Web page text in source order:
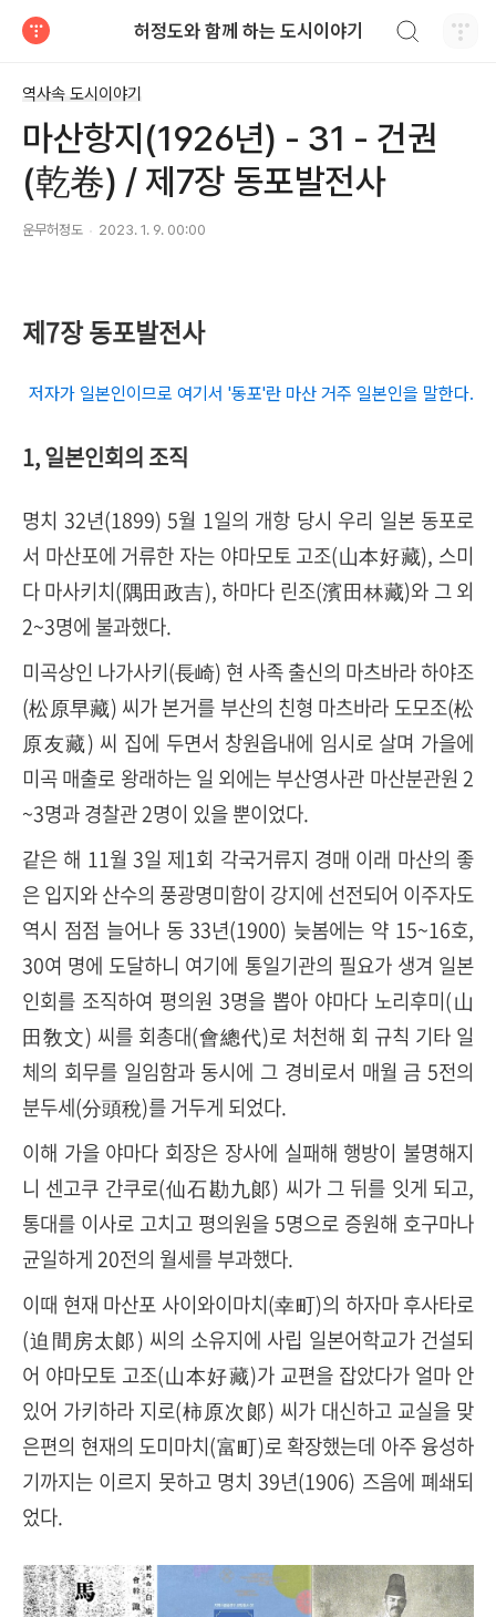
허정도와 함께 하는 도시이야기
역사속 도시이야기
마산항지(1926년) - 31 - 건권
(乾卷) / 제7장 동포발전사
운무허정도 2023. 1. 9. 00:00
제7장 동포발전사
저자가 일본인이므로 여기서 '동포'란 마산 거주 일본인을 말한다.
1, 일본인회의 조직
명치 32년(1899) 5월 1일의 개항 당시 우리 일본 동포로
서 마산포에 거류한 자는 야마모토 고조(山本好藏), 스미
다 마사키치(隅田政吉), 하마다 린조(濱田林藏)와 그 외
2~3명에 불과했다.
미곡상인 나가사키(長崎) 현 사족 출신의 마츠바라 하야조
(松原早藏) 씨가 본거를 부산의 친형 마츠바라 도모조(松
原友藏) 씨 집에 두면서 창원읍내에 임시로 살며 가을에
미곡 매출로 왕래하는 일 외에는 부산영사관 마산분관원 2
~3명과 경찰관 2명이 있을 뿐이었다.
같은 해 11월 3일 제1회 각국거류지 경매 이래 마산의 좋
은 입지와 산수의 풍광명미함이 강지에 선전되어 이주자도
역시 점점 늘어나 동 33년(1900) 늦봄에는 약 15~16호,
30여 명에 도달하니 여기에 통일기관의 필요가 생겨 일본
인회를 조직하여 평의원 3명을 뽑아 야마다 노리후미(山
田敎文) 씨를 회총대(會總代)로 처천해 회 규칙 기타 일
체의 회무를 일임함과 동시에 그 경비로서 매월 금 5전의
분두세(分頭稅)를 거두게 되었다.
이해 가을 야마다 회장은 장사에 실패해 행방이 불명해지
니 센고쿠 간쿠로(仙石勘九郞) 씨가 그 뒤를 잇게 되고,
통대를 이사로 고치고 평의원을 5명으로 증원해 호구마나
균일하게 20전의 월세를 부과했다.
이때 현재 마산포 사이와이마치(幸町)의 하자마 후사타로
(迫間房太郞) 씨의 소유지에 사립 일본어학교가 건설되
어 야마모토 고조(山本好藏)가 교편을 잡았다가 얼마 안
있어 가키하라 지로(柿原次郞) 씨가 대신하고 교실을 맞
은편의 현재의 도미마치(富町)로 확장했는데 아주 융성하
기까지는 이르지 못하고 명치 39년(1906) 즈음에 폐쇄되
었다.